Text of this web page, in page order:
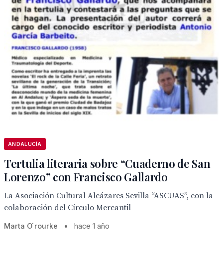
ANDALUCÍA
Tertulia literaria sobre “Cuaderno de San
Lorenzo” con Francisco Gallardo
La Asociación Cultural Alcázares Sevilla “ASCUAS”, con la
colaboración del Círculo Mercantil
Marta O ́rourke • hace 1 año